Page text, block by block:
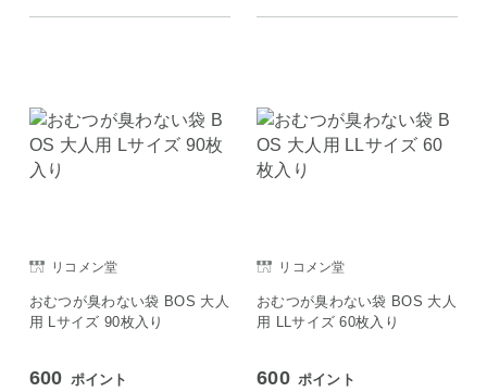
リコメン堂
おむつが臭わない袋 BOS 大人
用 Lサイズ 90枚入り
600 ポイント
リコメン堂
おむつが臭わない袋 BOS 大人
用 LLサイズ 60枚入り
600 ポイント